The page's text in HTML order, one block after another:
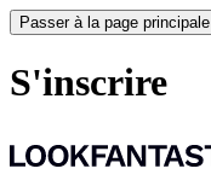
Passer à la page principale
S'inscrire